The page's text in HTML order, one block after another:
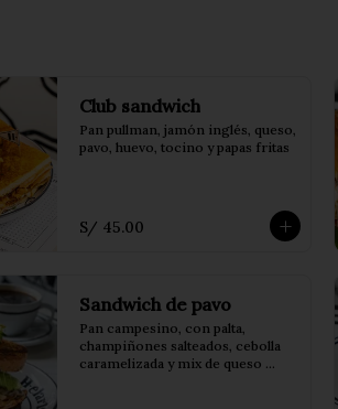
Club sandwich
Pan pullman, jamón inglés, queso,
pavo, huevo, tocino y papas fritas
S/ 45.00
Sandwich de pavo
Pan campesino, con palta,
champiñones salteados, cebolla
caramelizada y mix de queso